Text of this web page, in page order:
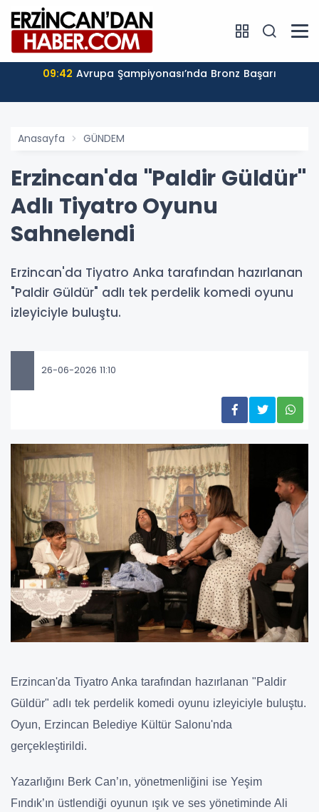
09:42 Avrupa Şampiyonası’nda Bronz Başarı
Anasayfa GÜNDEM
Erzincan'da "Paldir Güldür"
Adlı Tiyatro Oyunu
Sahnelendi
Erzincan'da Tiyatro Anka tarafından hazırlanan
"Paldir Güldür" adlı tek perdelik komedi oyunu
izleyiciyle buluştu.
26-06-2026 11:10
Erzincan'da Tiyatro Anka tarafından hazırlanan "Paldir
Güldür" adlı tek perdelik komedi oyunu izleyiciyle buluştu.
Oyun, Erzincan Belediye Kültür Salonu'nda
gerçekleştirildi.
Yazarlığını Berk Can’ın, yönetmenliğini ise Yeşim
Fındık’ın üstlendiği oyunun ışık ve ses yönetiminde Ali